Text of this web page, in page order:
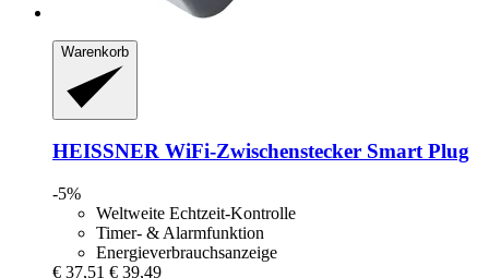
Warenkorb
HEISSNER WiFi-​Zwischenstecker Smart Plug
-5%
Weltweite Echtzeit-Kontrolle
Timer- & Alarmfunktion
Energieverbrauchsanzeige
€ 37,51 € 39,49